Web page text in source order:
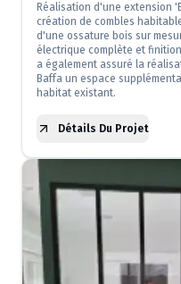
Réalisation d'une extension
création de combles
d'une ossature bois sur
électrique complète et
a également assuré la
Baffa un espace
habitat existant.
Détails Du Projet